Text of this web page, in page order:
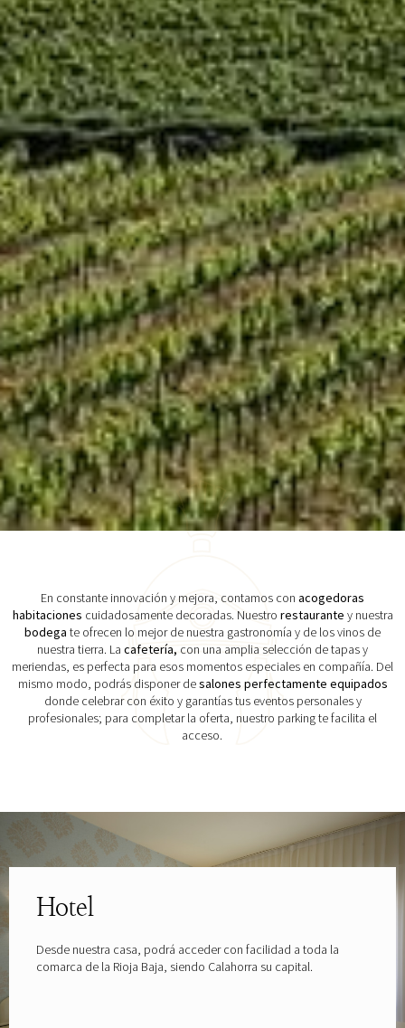
En constante innovación y mejora, contamos con acogedoras
habitaciones cuidadosamente decoradas. Nuestro restaurante y nuestra
bodega te ofrecen lo mejor de nuestra gastronomía y de los vinos de
nuestra tierra. La cafetería, con una amplia selección de tapas y
meriendas, es perfecta para esos momentos especiales en compañía. Del
mismo modo, podrás disponer desalones perfectamente equipados
donde celebrar con éxito y garantías tus eventos personales y
profesionales; para completar la oferta, nuestro parking te facilita el
acceso.
Hotel
Desde nuestra casa, podrá acceder con facilidad a toda la
comarca de la Rioja Baja, siendo Calahorra su capital.